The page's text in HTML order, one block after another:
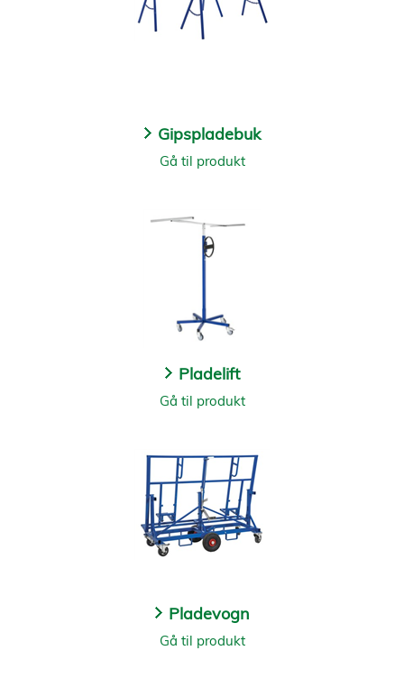
Gipspladebuk
Gå til produkt
Pladelift
Gå til produkt
Pladevogn
Gå til produkt